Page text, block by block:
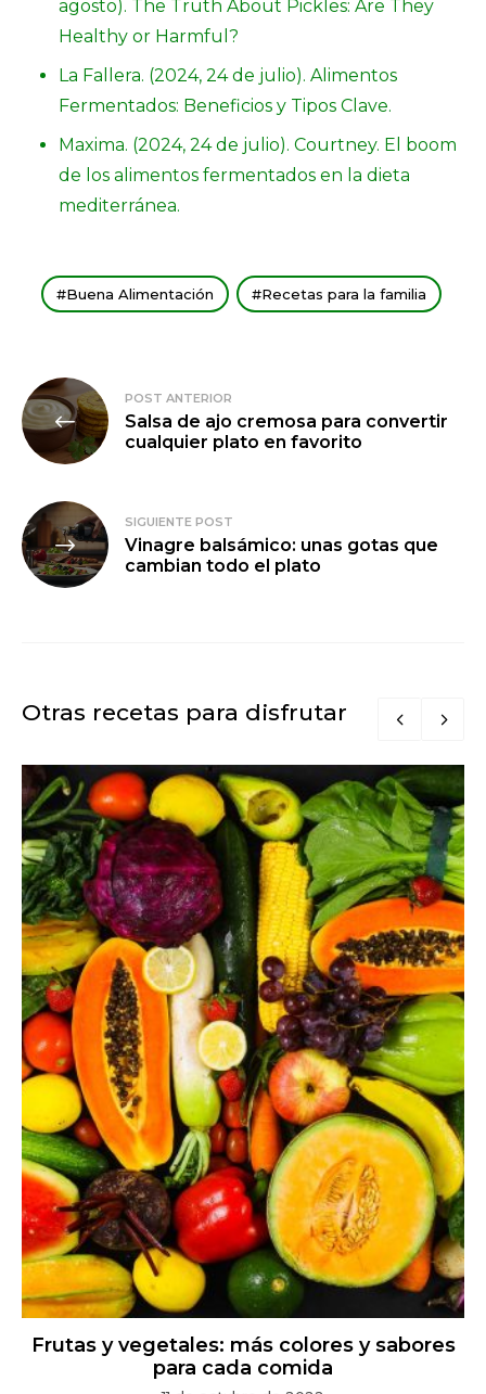
agosto). The Truth About Pickles: Are They
Healthy or Harmful?
La Fallera. (2024, 24 de julio). Alimentos
Fermentados: Beneficios y Tipos Clave.
Maxima. (2024, 24 de julio). Courtney. El boom
de los alimentos fermentados en la dieta
mediterránea.
Buena Alimentación Recetas para la familia
Navegación
de
entradas
POST ANTERIOR
Salsa de ajo cremosa para convertir
cualquier plato en favorito
SIGUIENTE POST
Vinagre balsámico: unas gotas que
cambian todo el plato
Otras recetas para disfrutar
Frutas y vegetales: más colores y sabores
para cada comida